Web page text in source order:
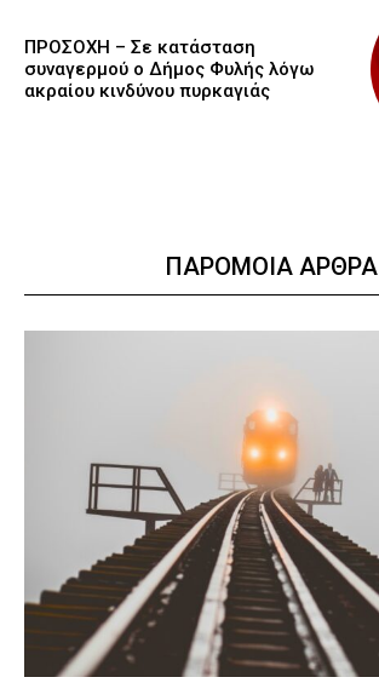
ΠΡΟΣΟΧΗ – Σε κατάσταση
συναγερμού ο Δήμος Φυλής λόγω
ακραίου κινδύνου πυρκαγιάς
ΠΑΡΟΜΟΙΑ ΑΡΘΡΑ